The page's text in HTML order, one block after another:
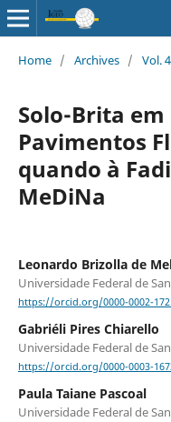
Home / Archives / Vol.
Solo-Brita em
Pavimentos
quando à
MeDiNa
Leonardo Brizolla de
Universidade Federal de
https://orcid.org/0000-0002-
Gabriéli Pires Chiarello
Universidade Federal de
https://orcid.org/0000-0003-
Paula Taiane Pascoal
Universidade Federal de